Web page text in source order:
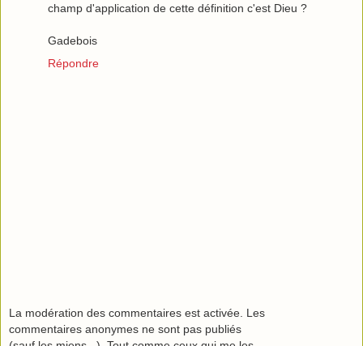
champ d'application de cette définition c'est Dieu ?
Gadebois
Répondre
La modération des commentaires est activée. Les
commentaires anonymes ne sont pas publiés